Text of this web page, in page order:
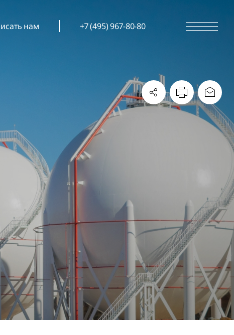
нам +7 (495) 967-80-80